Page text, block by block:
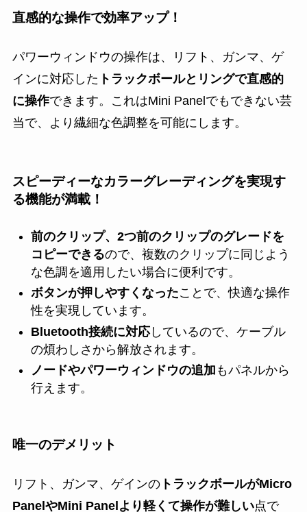
直感的な操作で効率アップ！
パワーウィンドウの操作は、リフト、ガンマ、ゲ
インに対応した トラックボールとリングで直感的
に操作できます。これはMini Panelでもできない芸
当で、より繊細な色調整を可能にします。
スピーディーなカラーグレーディングを実現す
る機能が満載！
前のクリップ、2つ前のクリップのグレードを
コピーできるので、複数のクリップに同じよう
な色調を適用したい場合に便利です。
ボタンが押しやすくなったことで、快適な操作
性を実現しています。
Bluetooth接続に対応しているので、ケーブル
の煩わしさから解放されます。
ノードやパワーウィンドウの追加 もパネルから
行えます。
唯一のデメリット
リフト、ガンマ、ゲインのトラックボールがMicro
PanelやMini Panelより軽くて操作が難しい点で